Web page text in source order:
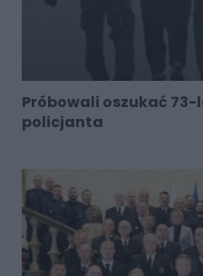
Próbowali oszukać
policjanta